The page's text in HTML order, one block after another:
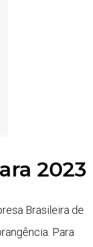
2023
Brasileira de
Para